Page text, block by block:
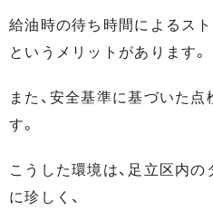
給油時の待ち時間によるス
というメリットがあります。
また、安全基準に基づいた点
す。
こうした環境は、足立区内
に珍しく、